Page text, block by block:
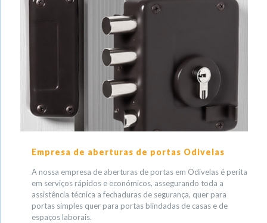
Empresa de aberturas de portas Odivelas
A nossa empresa de aberturas de portas em Odivelas é perita
em serviços rápidos e económicos, assegurando toda a
assistência técnica a fechaduras de segurança, quer para
portas simples quer para portas blindadas de casas e de
espaços laborais.